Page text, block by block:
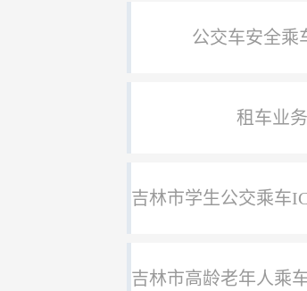
公交车安全乘
租车业务
吉林市学生公交乘车
吉林市高龄老年人乘